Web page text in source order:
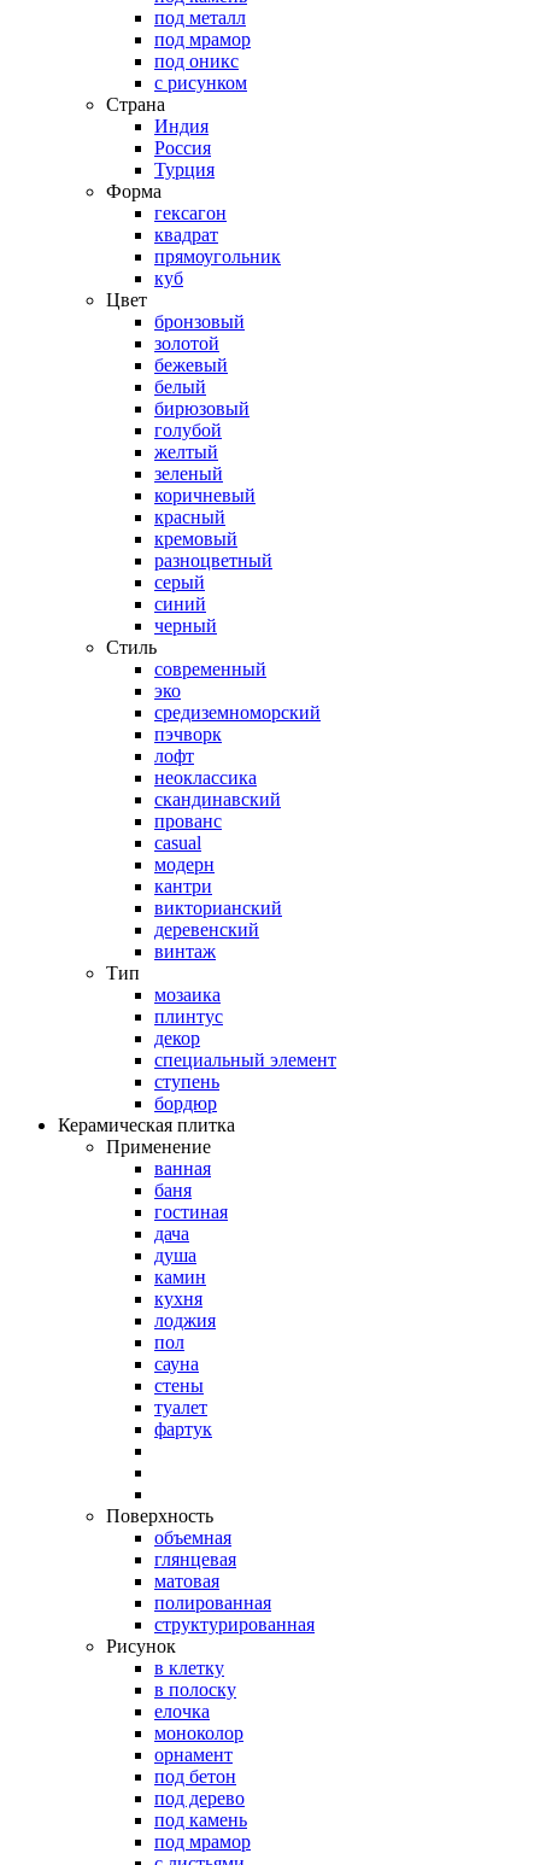
под металл
под мрамор
под оникс
с рисунком
Страна
Индия
Россия
Турция
Форма
гексагон
квадрат
прямоугольник
куб
Цвет
бронзовый
золотой
бежевый
белый
бирюзовый
голубой
желтый
зеленый
коричневый
красный
кремовый
разноцветный
серый
синий
черный
Стиль
современный
эко
средиземноморский
пэчворк
лофт
неоклассика
скандинавский
прованс
casual
модерн
кантри
викторианский
деревенский
винтаж
Тип
мозаика
плинтус
декор
специальный элемент
ступень
бордюр
Керамическая плитка
Применение
ванная
баня
гостиная
дача
душа
камин
кухня
лоджия
пол
сауна
стены
туалет
фартук
Поверхность
объемная
глянцевая
матовая
полированная
структурированная
Рисунок
в клетку
в полоску
елочка
моноколор
орнамент
под бетон
под дерево
под камень
под мрамор